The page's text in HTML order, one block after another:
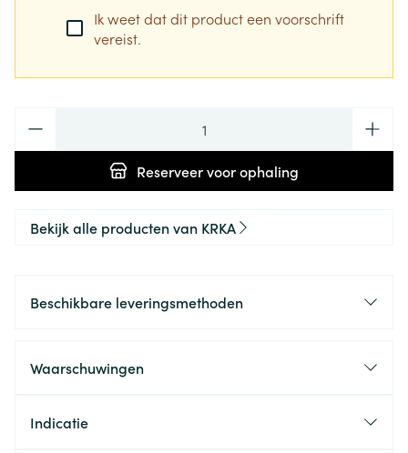
Ik weet dat dit product een voorschrift
vereist.
Reserveervoor ophaling
Bekijk alle producten van KRKA
Beschikbare leveringsmethoden
Waarschuwingen
Indicatie